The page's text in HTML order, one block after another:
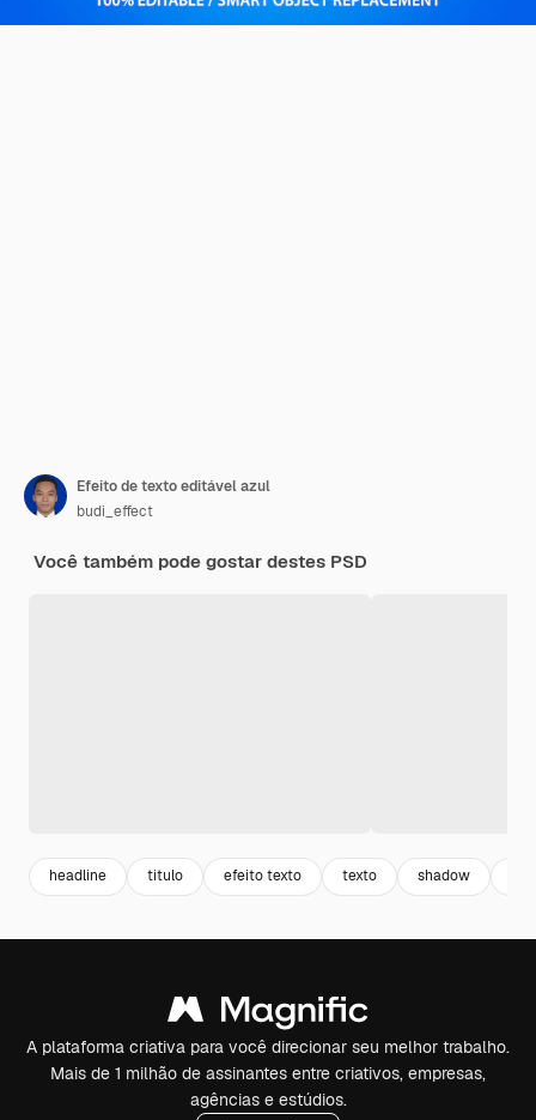
Efeito de texto editável azul
budi_effect
Você também pode gostar destes PSD
headline titulo efeito texto texto shadow
A plataforma criativa para você direcionar seu melhor trabalho.
Mais de 1 milhão de assinantes entre criativos, empresas,
agências e estúdios.